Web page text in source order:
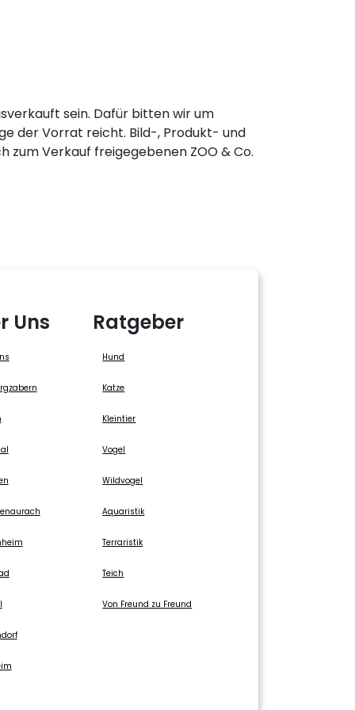
sein. Dafür bitten wir um
der Vorrat reicht. Bild-, Produkt- und
Verkauf freigegebenen ZOO & Co.
Uns Ratgeber
Hund
Katze
Kleintier
Vogel
Wildvogel
Aquaristik
Terraristik
Teich
Von Freund zu Freund